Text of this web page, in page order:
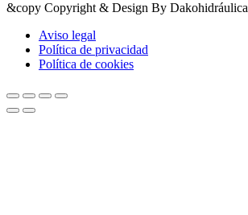
&copy Copyright & Design By Dakohidráulica
Aviso legal
Política de privacidad
Política de cookies